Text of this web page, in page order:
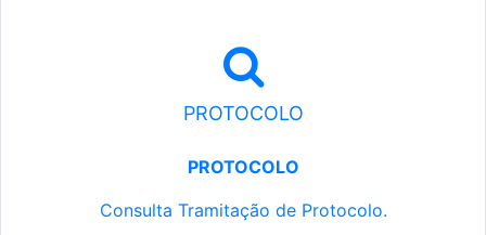
PROTOCOLO
PROTOCOLO
Consulta Tramitação de Protocolo.